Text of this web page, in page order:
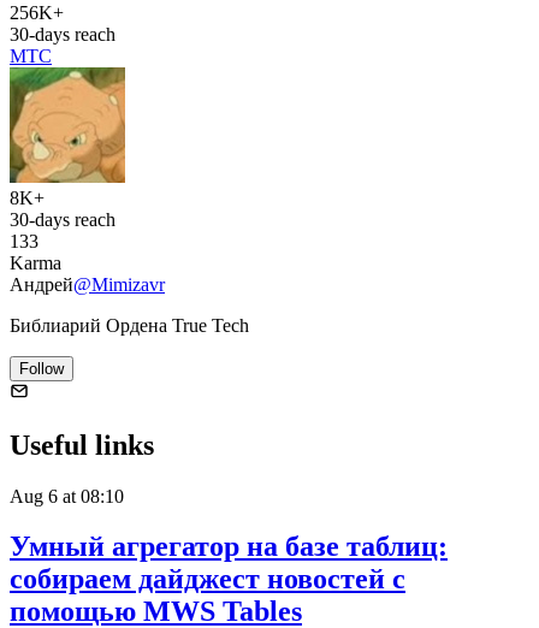
256K+
30-days reach
МТС
8K+
30-days reach
133
Karma
Андрей@Mimizavr
Библиарий Ордена True Tech
Follow
Useful links
Aug 6 at 08:10
Умный агрегатор на базе таблиц:
собираем дайджест новостей с
помощью MWS Tables